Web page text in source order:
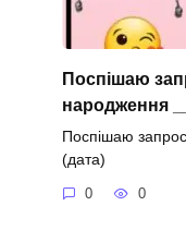
Поспішаю
народження
Поспішаю
(дата)
0 0